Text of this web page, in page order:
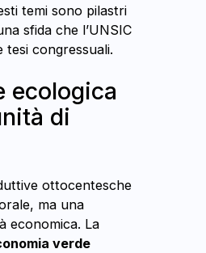
temi sono pilastri
sfida che l’UNSIC
congressuali.
ecologica
di
ottocentesche
ma una
economica. La
verde